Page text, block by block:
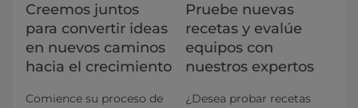
Creemos juntos
para convertir ideas
en nuevos caminos
hacia el crecimiento
Comience su proceso de
Pruebe nuevas
recetas y evalúe
equipos con
nuestros expertos
¿Desea probar recetas